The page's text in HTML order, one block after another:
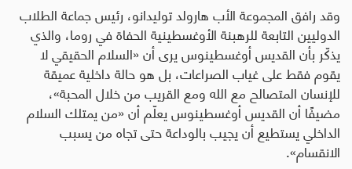
وقد رافق المجموعة الأب هارولد توليدانو، رئيس جماعة الطلاب
الدوليين التابعة للرهبنة الأوغسطينية الحفاة في روما، والذي
يذكّر بأن القديس أوغسطينوس يرى أن «السلام الحقيقي لا
يقوم فقط على غياب الصراعات، بل هو حالة داخلية عميقة
للإنسان المتصالح مع الله ومع القريب من خلال المحبة»،
مضيفًا أن القديس أوغسطينوس يعلّم أن «من يمتلك السلام
الداخلي يستطيع أن يجيب بالوداعة حتى تجاه من يسبب
الانقسام».